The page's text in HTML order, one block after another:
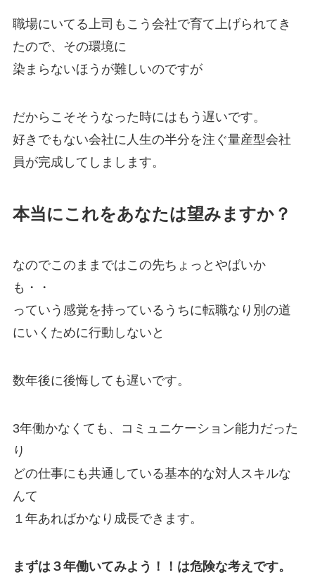
職場にいてる上司もこう会社で育て上げられてき
たので、その環境に
染まらないほうが難しいのですが
だからこそそうなった時にはもう遅いです。
好きでもない会社に人生の半分を注ぐ量産型会社
員が完成してしまします。
本当にこれをあなたは望みますか？
なのでこのままではこの先ちょっとやばいか
も・・
っていう感覚を持っているうちに転職なり別の道
にいくために行動しないと
数年後に後悔しても遅いです。
3年働かなくても、コミュニケーション能力だった
り
どの仕事にも共通している基本的な対人スキルな
んて
１年あればかなり成長できます。
まずは３年働いてみよう！！は危険な考えです。